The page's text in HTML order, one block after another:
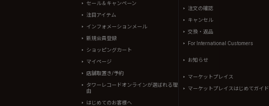
セール＆キャンペーン
注目アイテム
インフォメーションメール
新規会員登録
ショッピングカート
マイページ
店舗取置き/予約
タワーレコードオンラインが選ばれる理
由
はじめてのお客様へ
注文の確認
キャンセル
交換・返品
For International Customers
お知らせ
マーケットプレイス
マーケットプレイスはじめてガイド